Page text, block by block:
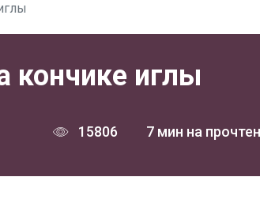
кончике иглы
15806 7 мин на